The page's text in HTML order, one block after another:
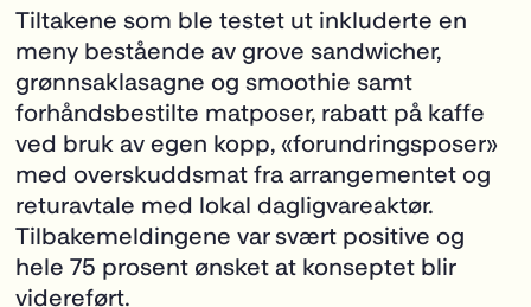
Tiltakene som ble testet ut inkluderte en
meny bestående av grove sandwicher,
grønnsaklasagne og smoothie samt
forhåndsbestilte matposer, rabatt på kaffe
ved bruk av egen kopp, «forundringsposer»
med overskuddsmat fra arrangementet og
returavtale med lokal dagligvareaktør.
Tilbakemeldingene var svært positive og
hele 75 prosent ønsket at konseptet blir
videreført.